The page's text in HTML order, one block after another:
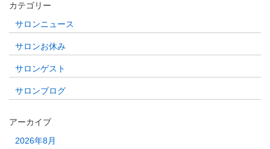
カテゴリー
サロンニュース
サロンお休み
サロンゲスト
サロンブログ
アーカイブ
2026年8月